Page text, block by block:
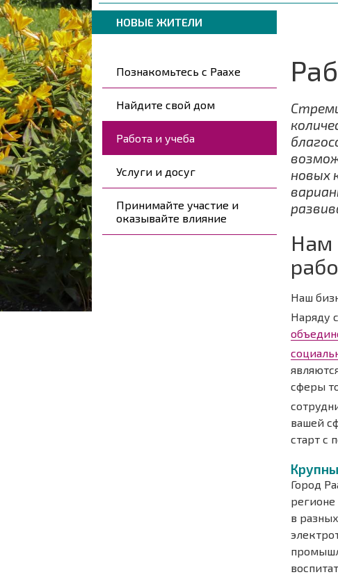
навигации
are
here:
Breadcrumbs
are
НОВЫЕ ЖИТЕЛИ
Kohderyhmät
Познакомьтесь с Раахе
Найдите свой дом
Работа и учеба
Услуги и досуг
Принимайте участие и
оказывайте влияние
новых
Нам
Наш
Наряду
сферы
вашей
старт с
Город
в